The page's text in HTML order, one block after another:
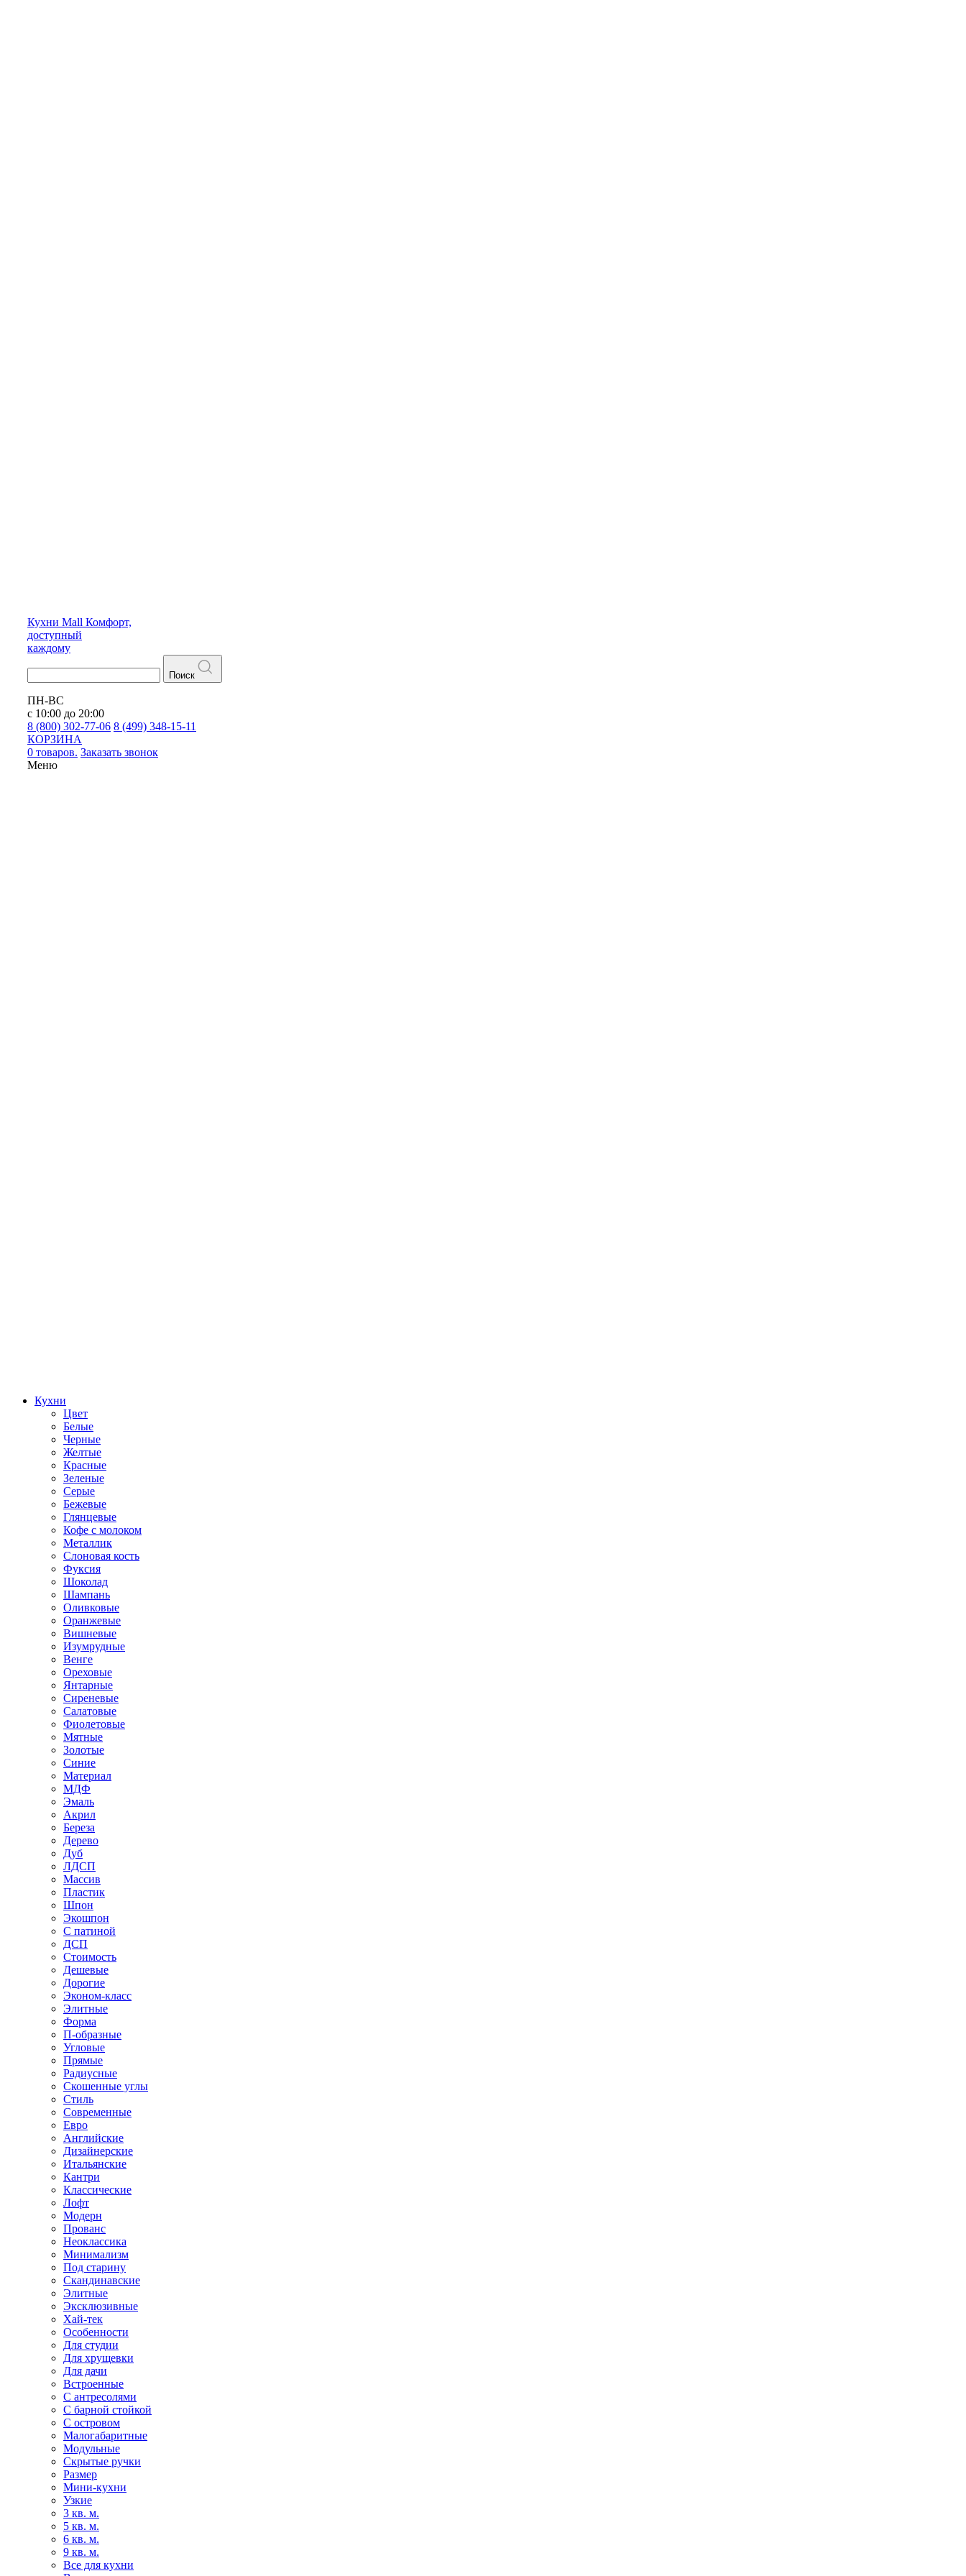
Кухни Mall Комфорт,
доступный
каждому
Поиск
ПН-ВС
с 10:00 до 20:00
8 (800) 302-77-06 8 (499) 348-15-11
КОРЗИНА
0 товаров. Заказать звонок
Меню
Кухни
Цвет
Белые
Черные
Желтые
Красные
Зеленые
Серые
Бежевые
Глянцевые
Кофе с молоком
Металлик
Слоновая кость
Фуксия
Шоколад
Шампань
Оливковые
Оранжевые
Вишневые
Изумрудные
Венге
Ореховые
Янтарные
Сиреневые
Салатовые
Фиолетовые
Мятные
Золотые
Синие
Материал
МДФ
Эмаль
Акрил
Береза
Дерево
Дуб
ЛДСП
Массив
Пластик
Шпон
Экошпон
С патиной
ДСП
Стоимость
Дешевые
Дорогие
Эконом-класс
Элитные
Форма
П-образные
Угловые
Прямые
Радиусные
Скошенные углы
Стиль
Современные
Евро
Английские
Дизайнерские
Итальянские
Кантри
Классические
Лофт
Модерн
Прованс
Неоклассика
Минимализм
Под старину
Скандинавские
Элитные
Эксклюзивные
Хай-тек
Особенности
Для студии
Для хрущевки
Для дачи
Встроенные
С антресолями
С барной стойкой
С островом
Малогабаритные
Модульные
Скрытые ручки
Размер
Мини-кухни
Узкие
3 кв. м.
5 кв. м.
6 кв. м.
9 кв. м.
Все для кухни